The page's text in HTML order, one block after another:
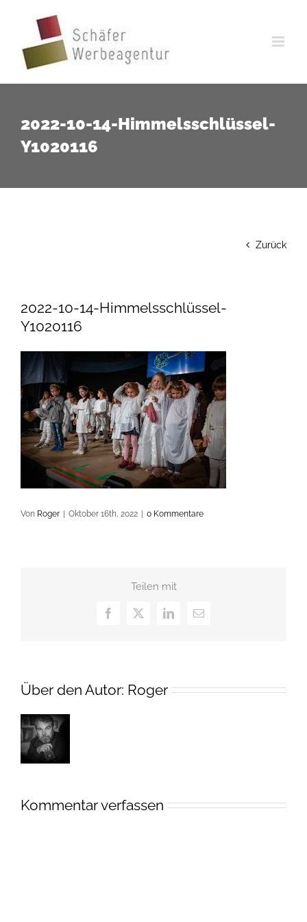
springen
2022-10-14-Himmelsschlüssel-
Y1020116
Zurück
2022-10-14-Himmelsschlüssel-
Y1020116
Von Roger Oktober 16th, 2022 0 Kommentare
Teilen mit
Facebook
X LinkedIn
E-
Über den Autor: Roger
Kommentar verfassen